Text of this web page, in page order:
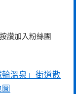
按讚加入粉絲團
溫泉」街道散